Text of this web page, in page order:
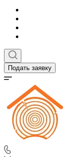
Подать заявку